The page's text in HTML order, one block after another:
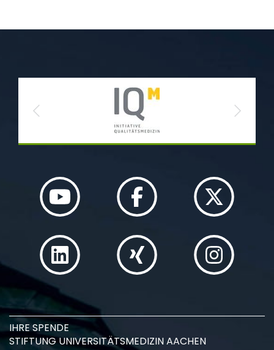
Previous Next
IHRE SPENDE
STIFTUNG UNIVERSITÄTSMEDIZIN AACHEN